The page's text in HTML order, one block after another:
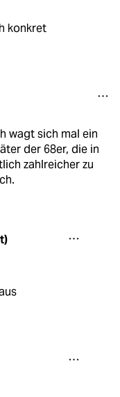
konkret
wagt sich mal ein
der 68er, die in
zahlreicher zu